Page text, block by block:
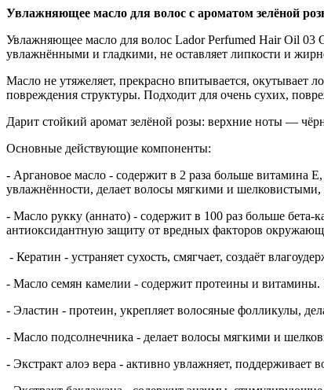
Увлажняющее масло для волос с ароматом зелёной
Увлажняющее масло для волос Lador Perfumed Hair Oil
увлажнёнными и гладкими, не оставляет липкости и
Масло не утяжеляет, прекрасно впитывается, окутывает
повреждения структуры. Подходит для очень сухих,
Дарит стойкий аромат зелёной розы: верхние ноты —
Основные действующие компоненты:
- Аргановое масло - содержит в 2 раза больше витамина
увлажнённости, делает волосы мягкими и шелковистыми,
- Масло рукку (аннато) - содержит в 100 раз больше бета-
антиоксидантную защиту от вредных факторов
- Кератин - устраняет сухость, смягчает, создаёт
- Масло семян камелии - содержит протеины и витамины.
- Эластин - протеин, укрепляет волосяные фолликулы,
- Масло подсолнечника - делает волосы мягкими и
- Экстракт алоэ вера - активно увлажняет,